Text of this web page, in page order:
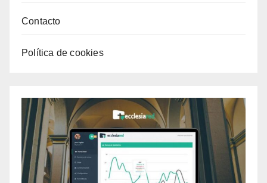
Contacto
Política de cookies